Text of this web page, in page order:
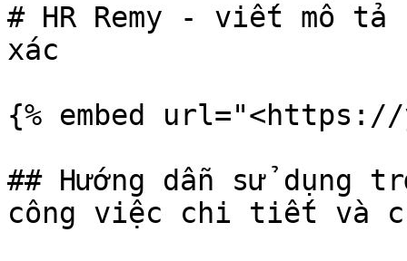
# HR Remy - viết mô
xác
{% embed
## Hướng dẫn sử dụng
công việc chi tiết và